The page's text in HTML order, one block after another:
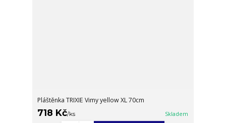
Pláštěnka TRIXIE Vimy yellow XL 70cm
718 Kč/ks Skladem